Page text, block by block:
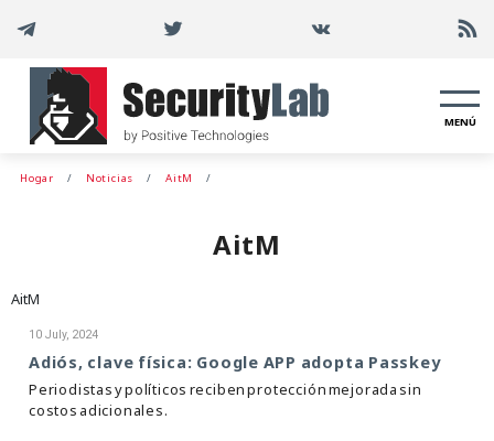
MENÚ
Hogar Noticias AitM
AitM
AitM
10 July, 2024
Adiós, clave física: Google APP adopta Passkey
Periodistas y políticos reciben protección mejorada sin
costos adicionales.